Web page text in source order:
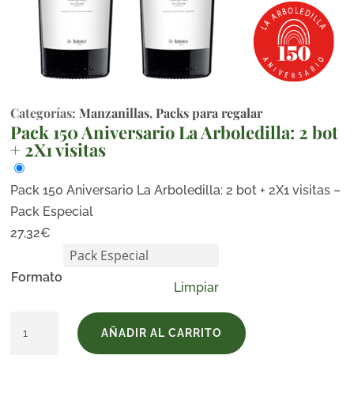
Categorías:Manzanillas,Packs para regalar
Pack 150 Aniversario La Arboledilla: 2 bot
+ 2X1 visitas
Pack 150 Aniversario La Arboledilla: 2 bot + 2X1 visitas –
Pack Especial
27,32€
Formato
Limpiar
AÑADIR AL CARRITO